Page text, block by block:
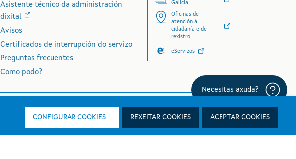
Asistente técnico da administración
dixital
Avisos
Certificados de interrupción do servizo
Preguntas frecuentes
Como podo?
Galicia
Oficinas de
atención á
cidadanía e de
rexistro
eServizos
CONFIGURAR COOKIES REXEITAR COOKIES ACEPTAR COOKIES